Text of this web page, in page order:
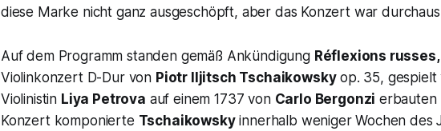
diese Marke nicht ganz ausgeschöpft, aber das Konzert war
Auf dem Programm standen gemäß Ankündigung Réflexions russes,
Violinkonzert D-Dur von Piotr Iljitsch Tschaikowskyop. 35, gespielt
Violinistin Liya Petrova auf einem 1737 von Carlo Bergonzi erbauten
Konzert komponierte Tschaikowskyinnerhalb weniger Wochen des